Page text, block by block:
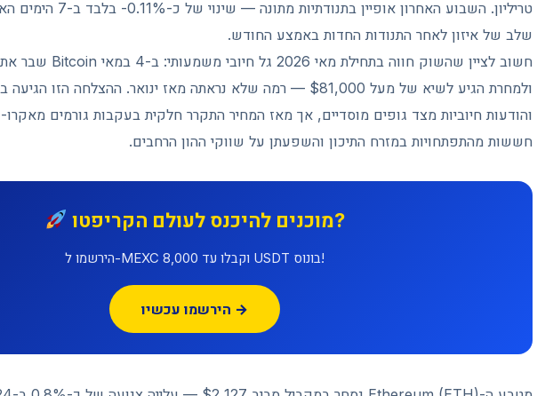
טריליון. השבוע האחרון
שלב של איזון לאחר התנודות החדות באמצע החודש.
והודעות חיוביות מצד גופים מוסדיים, אך מאז המחיר התקרר חלקית בעקבות גורמים מאקרו-
חששות מהתפתחויות במזרח התיכון והשפעתן על שווקי ההון הרחבים.
מוכנים להיכנס לעולם הקריפטו?
הירשמו ל-MEXC וקבלו עד 8,000 USDT בונוס!
הירשמו עכשיו →